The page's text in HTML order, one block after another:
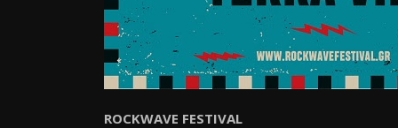
ROCKWAVE FESTIVAL